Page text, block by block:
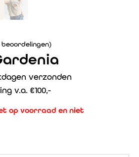
beoordelingen)
verzonden
v.a. €100,-
op voorraad en niet